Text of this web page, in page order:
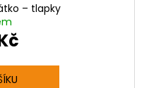
– tlapky